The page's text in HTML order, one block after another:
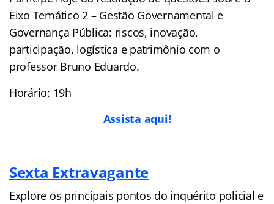
Eixo Temático 2 – Gestão Governamental e
Governança Pública: riscos, inovação,
participação, logística e patrimônio com o
professor Bruno Eduardo.
Horário: 19h
Assista aqui!
Sexta Extravagante
Explore os principais pontos do inquérito policial e